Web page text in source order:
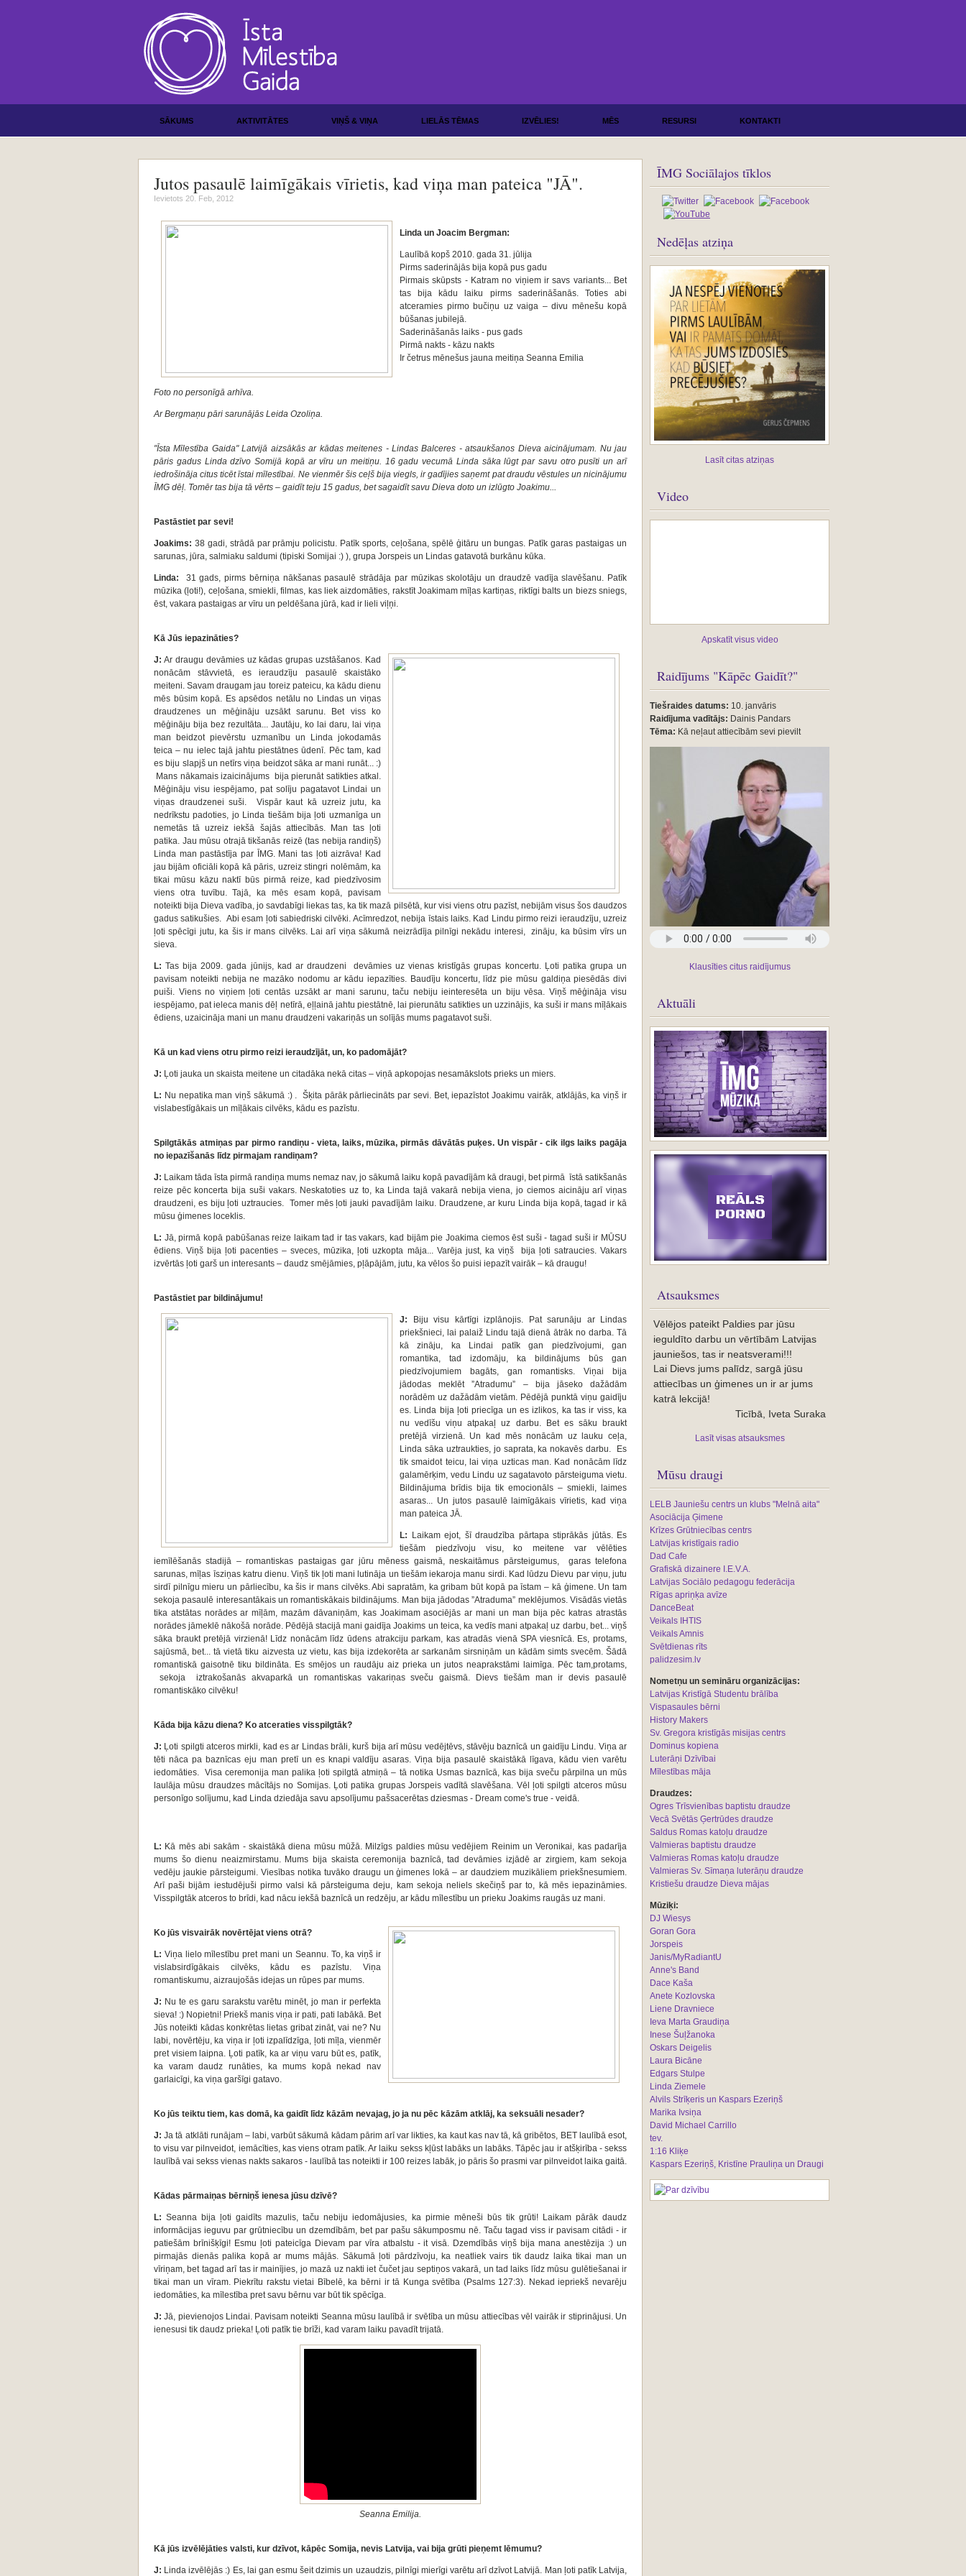
SĀKUMS AKTIVITĀTES VIŅŠ & VIŅA LIELĀS TĒMAS IZVĒLIES! MĒS RESURSI KONTAKTI
Jutos pasaulē laimīgākais vīrietis, kad viņa man pateica "JĀ".
Ievietots 20. Feb, 2012
Linda un Joacim Bergman:
Laulībā kopš 2010. gada 31. jūlija
Pirms saderinājās bija kopā pus gadu
Pirmais skūpsts - Katram no viņiem ir savs variants... Bet
tas bija kādu laiku pirms saderināšanās. Toties abi
atceramies pirmo bučiņu uz vaiga – divu mēnešu kopā
būšanas jubilejā.
Saderināšanās laiks - pus gads
Pirmā nakts - kāzu nakts
Ir četrus mēnešus jauna meitiņa Seanna Emilia
Foto no personīgā arhīva.
Ar Bergmaņu pāri sarunājās Leida Ozoliņa.
"Īsta Mīlestība Gaida" Latvijā aizsākās ar kādas meitenes - Lindas Balceres - atsaukšanos Dieva aicinājumam. Nu jau
pāris gadus Linda dzīvo Somijā kopā ar vīru un meitiņu. 16 gadu vecumā Linda sāka lūgt par savu otro pusīti un arī
iedrošināja citus ticēt īstai mīlestībai. Ne vienmēr šis ceļš bija viegls, ir gadījies saņemt pat draudu vēstules un nicinājumu
ĪMG dēļ. Tomēr tas bija tā vērts – gaidīt teju 15 gadus, bet sagaidīt savu Dieva doto un izlūgto Joakimu...
Pastāstiet par sevi!
Joakims: 38 gadi, strādā par prāmju policistu. Patīk sports, ceļošana, spēlē ģitāru un bungas. Patīk garas pastaigas un
sarunas, jūra, salmiaku saldumi (tipiski Somijai :) ), grupa Jorspeis un Lindas gatavotā burkānu kūka.
Linda: 31 gads, pirms bērniņa nākšanas pasaulē strādāja par mūzikas skolotāju un draudzē vadīja slavēšanu. Patīk
mūzika (ļoti!), ceļošana, smiekli, filmas, kas liek aizdomāties, rakstīt Joakimam mīļas kartiņas, riktīgi balts un biezs sniegs,
ēst, vakara pastaigas ar vīru un peldēšana jūrā, kad ir lieli viļņi.
Kā Jūs iepazināties?
J: Ar draugu devāmies uz kādas grupas uzstāšanos. Kad
nonācām stāvvietā, es ieraudzīju pasaulē skaistāko
meiteni. Savam draugam jau toreiz pateicu, ka kādu dienu
mēs būsim kopā. Es apsēdos netālu no Lindas un viņas
draudzenes un mēģināju uzsākt sarunu. Bet viss ko
mēģināju bija bez rezultāta... Jautāju, ko lai daru, lai viņa
man beidzot pievērstu uzmanību un Linda jokodamās
teica – nu ielec tajā jahtu piestātnes ūdenī. Pēc tam, kad
es biju slapjš un netīrs viņa beidzot sāka ar mani runāt... :)
Mans nākamais izaicinājums bija pierunāt satikties atkal.
Mēģināju visu iespējamo, pat solīju pagatavot Lindai un
viņas draudzenei suši. Vispār kaut kā uzreiz jutu, ka
nedrīkstu padoties, jo Linda tiešām bija ļoti uzmanīga un
nemetās tā uzreiz iekšā šajās attiecībās. Man tas ļoti
patika. Jau mūsu otrajā tikšanās reizē (tas nebija randiņš)
Linda man pastāstīja par ĪMG. Mani tas ļoti aizrāva! Kad
jau bijām oficiāli kopā kā pāris, uzreiz stingri nolēmām, ka
tikai mūsu kāzu naktī būs pirmā reize, kad piedzīvosim
viens otra tuvību. Tajā, ka mēs esam kopā, pavisam
noteikti bija Dieva vadība, jo savdabīgi liekas tas, ka tik mazā pilsētā, kur visi viens otru pazīst, nebijām visus šos daudzos
gadus satikušies. Abi esam ļoti sabiedriski cilvēki. Acīmredzot, nebija īstais laiks. Kad Lindu pirmo reizi ieraudzīju, uzreiz
ļoti spēcīgi jutu, ka šis ir mans cilvēks. Lai arī viņa sākumā neizrādīja pilnīgi nekādu interesi, zināju, ka būsim vīrs un
sieva.
L: Tas bija 2009. gada jūnijs, kad ar draudzeni devāmies uz vienas kristīgās grupas koncertu. Ļoti patika grupa un
pavisam noteikti nebija ne mazāko nodomu ar kādu iepazīties. Baudīju koncertu, līdz pie mūsu galdiņa piesēdās divi
puiši. Viens no viņiem ļoti centās uzsākt ar mani sarunu, taču nebiju ieinteresēta un biju vēsa. Viņš mēģināja visu
iespējamo, pat ieleca manis dēļ netīrā, eļļainā jahtu piestātnē, lai pierunātu satikties un uzzinājis, ka suši ir mans mīļākais
ēdiens, uzaicināja mani un manu draudzeni vakariņās un solījās mums pagatavot suši.
Kā un kad viens otru pirmo reizi ieraudzījāt, un, ko padomājāt?
J: Ļoti jauka un skaista meitene un citadāka nekā citas – viņā apkopojas nesamākslots prieks un miers.
L: Nu nepatika man viņš sākumā :) . Šķita pārāk pārliecināts par sevi. Bet, iepazīstot Joakimu vairāk, atklājās, ka viņš ir
vislabestīgākais un mīļākais cilvēks, kādu es pazīstu.
Spilgtākās atmiņas par pirmo randiņu - vieta, laiks, mūzika, pirmās dāvātās puķes. Un vispār - cik ilgs laiks pagāja
no iepazīšanās līdz pirmajam randiņam?
J: Laikam tāda īsta pirmā randiņa mums nemaz nav, jo sākumā laiku kopā pavadījām kā draugi, bet pirmā īstā satikšanās
reize pēc koncerta bija suši vakars. Neskatoties uz to, ka Linda tajā vakarā nebija viena, jo ciemos aicināju arī viņas
draudzeni, es biju ļoti uztraucies. Tomer mēs ļoti jauki pavadījām laiku. Draudzene, ar kuru Linda bija kopā, tagad ir kā
mūsu ģimenes loceklis.
L: Jā, pirmā kopā pabūšanas reize laikam tad ir tas vakars, kad bijām pie Joakima ciemos ēst suši - tagad suši ir MŪSU
ēdiens. Viņš bija ļoti pacenties – sveces, mūzika, ļoti uzkopta māja... Varēja just, ka viņš bija ļoti satraucies. Vakars
izvērtās ļoti garš un interesants – daudz smējāmies, pļāpājām, jutu, ka vēlos šo puisi iepazīt vairāk – kā draugu!
Pastāstiet par bildinājumu!
J: Biju visu kārtīgi izplānojis. Pat sarunāju ar Lindas
priekšnieci, lai palaiž Lindu tajā dienā ātrāk no darba. Tā
kā zināju, ka Lindai patīk gan piedzīvojumi, gan
romantika, tad izdomāju, ka bildinājums būs gan
piedzīvojumiem bagāts, gan romantisks. Viņai bija
jādodas meklēt ”Atradumu” – bija jāseko dažādām
norādēm uz dažādām vietām. Pēdējā punktā viņu gaidīju
es. Linda bija ļoti priecīga un es izlikos, ka tas ir viss, ka
nu vedīšu viņu atpakaļ uz darbu. Bet es sāku braukt
pretējā virzienā. Un kad mēs nonācām uz lauku ceļa,
Linda sāka uztraukties, jo saprata, ka nokavēs darbu. Es
tik smaidot teicu, lai viņa uzticas man. Kad nonācām līdz
galamērķim, vedu Lindu uz sagatavoto pārsteiguma vietu.
Bildinājuma brīdis bija tik emocionāls – smiekli, laimes
asaras... Un jutos pasaulē laimīgākais vīrietis, kad viņa
man pateica JĀ.
L: Laikam ejot, šī draudzība pārtapa stiprākās jūtās. Es
tiešām piedzīvoju visu, ko meitene var vēlēties
iemīlēšanās stadijā – romantiskas pastaigas gar jūru mēness gaismā, neskaitāmus pārsteigumus, garas telefona
sarunas, mīļas īsziņas katru dienu. Viņš tik ļoti mani lutināja un tiešām iekaroja manu sirdi. Kad lūdzu Dievu par viņu, jutu
sirdī pilnīgu mieru un pārliecību, ka šis ir mans cilvēks. Abi sapratām, ka gribam būt kopā pa īstam – kā ģimene. Un tam
sekoja pasaulē interesantākais un romantiskākais bildinājums. Man bija jādodas ”Atraduma” meklējumos. Visādās vietās
tika atstātas norādes ar mīļām, mazām dāvaniņām, kas Joakimam asociējās ar mani un man bija pēc katras atrastās
norādes jāmeklē nākošā norāde. Pēdējā stacijā mani gaidīja Joakims un teica, ka vedīs mani atpakaļ uz darbu, bet... viņš
sāka braukt pretējā virzienā! Līdz nonācām līdz ūdens atrakciju parkam, kas atradās vienā SPA viesnīcā. Es, protams,
sajūsmā, bet... tā vietā tiku aizvesta uz vietu, kas bija izdekorēta ar sarkanām sirsniņām un kādām simts svecēm. Šādā
romantiskā gaisotnē tiku bildināta. Es smējos un raudāju aiz prieka un jutos neaprakstāmi laimīga. Pēc tam,protams,
sekoja iztrakošanās akvaparkā un romantiskas vakariņas sveču gaismā. Dievs tiešām man ir devis pasaulē
romantiskāko cilvēku!
Kāda bija kāzu diena? Ko atceraties visspilgtāk?
J: Ļoti spilgti atceros mirkli, kad es ar Lindas brāli, kurš bija arī mūsu vedējtēvs, stāvēju baznīcā un gaidīju Lindu. Viņa ar
tēti nāca pa baznīcas eju man pretī un es knapi valdīju asaras. Viņa bija pasaulē skaistākā līgava, kādu vien varētu
iedomāties. Visa ceremonija man palika ļoti spilgtā atmiņā – tā notika Usmas baznīcā, kas bija sveču pārpilna un mūs
laulāja mūsu draudzes mācītājs no Somijas. Ļoti patika grupas Jorspeis vadītā slavēšana. Vēl ļoti spilgti atceros mūsu
personīgo solījumu, kad Linda dziedāja savu apsolījumu pašsacerētas dziesmas - Dream come's true - veidā.
L: Kā mēs abi sakām - skaistākā diena mūsu mūžā. Milzīgs paldies mūsu vedējiem Reinim un Veronikai, kas padarīja
mums šo dienu neaizmirstamu. Mums bija skaista ceremonija baznīcā, tad devāmies izjādē ar zirgiem, kam sekoja
vedēju jaukie pārsteigumi. Viesības notika tuvāko draugu un ģimenes lokā – ar daudziem muzikāliem priekšnesumiem.
Arī paši bijām iestudējuši pirmo valsi kā pārsteiguma deju, kam sekoja neliels skečiņš par to, kā mēs iepazināmies.
Visspilgtāk atceros to brīdi, kad nācu iekšā baznīcā un redzēju, ar kādu mīlestību un prieku Joakims raugās uz mani.
Ko jūs visvairāk novērtējat viens otrā?
L: Viņa lielo mīlestību pret mani un Seannu. To, ka viņš ir
vislabsirdīgākais cilvēks, kādu es pazīstu. Viņa
romantiskumu, aizraujošās idejas un rūpes par mums.
J: Nu te es garu sarakstu varētu minēt, jo man ir perfekta
sieva! :) Nopietni! Priekš manis viņa ir pati, pati labākā. Bet
Jūs noteikti kādas konkrētas lietas gribat zināt, vai ne? Nu
labi, novērtēju, ka viņa ir ļoti izpalīdzīga, ļoti mīļa, vienmēr
pret visiem laipna. Ļoti patīk, ka ar viņu varu būt es, patīk,
ka varam daudz runāties, ka mums kopā nekad nav
garlaicīgi, ka viņa garšīgi gatavo.
Ko jūs teiktu tiem, kas domā, ka gaidīt līdz kāzām nevajag, jo ja nu pēc kāzām atklāj, ka seksuāli nesader?
J:Ja tā atklāti runājam – labi, varbūt sākumā kādam pārim arī var likties, ka kaut kas nav tā, kā gribētos, BET laulībā esot,
to visu var pilnveidot, iemācīties, kas viens otram patīk. Ar laiku sekss kļūst labāks un labāks. Tāpēc jau ir atšķirība - sekss
laulībā vai sekss vienas nakts sakaros - laulībā tas noteikti ir 100 reizes labāk, jo pāris šo prasmi var pilnveidot laika gaitā.
Kādas pārmaiņas bērniņš ienesa jūsu dzīvē?
L: Seanna bija ļoti gaidīts mazulis, taču nebiju iedomājusies, ka pirmie mēneši būs tik grūti! Laikam pārāk daudz
informācijas ieguvu par grūtniecību un dzemdībām, bet par pašu sākumposmu nē. Taču tagad viss ir pavisam citādi - ir
patiešām brīnišķīgi! Esmu ļoti pateicīga Dievam par vīra atbalstu - it visā. Dzemdībās viņš bija mana anestēzija :) un
pirmajās dienās palika kopā ar mums mājās. Sākumā ļoti pārdzīvoju, ka neatliek vairs tik daudz laika tikai man un
vīriņam, bet tagad arī tas ir mainījies, jo mazā uz nakti iet čučet jau septiņos vakarā, un tad laiks līdz mūsu gulētiešanai ir
tikai man un vīram. Piekrītu rakstu vietai Bībelē, ka bērni ir tā Kunga svētība (Psalms 127:3). Nekad iepriekš nevarēju
iedomāties, ka mīlestība pret savu bērnu var būt tik spēcīga.
J: Jā, pievienojos Lindai. Pavisam noteikti Seanna mūsu laulībā ir svētība un mūsu attiecības vēl vairāk ir stiprinājusi. Un
ienesusi tik daudz prieka! Ļoti patīk tie brīži, kad varam laiku pavadīt trijatā.
Seanna Emilija.
Kā jūs izvēlējāties valsti, kur dzīvot, kāpēc Somija, nevis Latvija, vai bija grūti pieņemt lēmumu?
J: Linda izvēlējās :) Es, lai gan esmu šeit dzimis un uzaudzis, pilnīgi mierīgi varētu arī dzīvot Latvijā. Man ļoti patīk Latvija,
ĪMG Sociālajos tīklos
Nedēļas atziņa
Lasīt citas atziņas
Video
Apskatīt visus video
Raidījums "Kāpēc Gaidīt?"
Tiešraides datums: 10. janvāris
Raidījuma vadītājs: Dainis Pandars
Tēma: Kā neļaut attiecībām sevi pievilt
Klausīties citus raidījumus
Aktuāli
REĀLS
PORNO
Atsauksmes
Vēlējos pateikt Paldies par jūsu
ieguldīto darbu un vērtībām Latvijas
jauniešos, tas ir neatsverami!!!
Lai Dievs jums palīdz, sargā jūsu
attiecības un ģimenes un ir ar jums
katrā lekcijā!
Ticībā, Iveta Suraka
Lasīt visas atsauksmes
Mūsu draugi
LELB Jauniešu centrs un klubs "Melnā aita"
Asociācija Ģimene
Krīzes Grūtniecības centrs
Latvijas kristīgais radio
Dad Cafe
Grafiskā dizainere I.E.V.A.
Latvijas Sociālo pedagogu federācija
Rīgas apriņķa avīze
DanceBeat
Veikals IHTIS
Veikals Amnis
Svētdienas rīts
palidzesim.lv
Nometņu un semināru organizācijas:
Latvijas Kristīgā Studentu brālība
Vispasaules bērni
History Makers
Sv. Gregora kristīgās misijas centrs
Dominus kopiena
Luterāņi Dzīvībai
Mīlestības māja
Draudzes:
Ogres Trīsvienības baptistu draudze
Vecā Svētās Ģertrūdes draudze
Saldus Romas katoļu draudze
Valmieras baptistu draudze
Valmieras Romas katoļu draudze
Valmieras Sv. Sīmaņa luterāņu draudze
Kristiešu draudze Dieva mājas
Mūziķi:
DJ Wiesys
Goran Gora
Jorspeis
Janis/MyRadiantU
Anne's Band
Dace Kaša
Anete Kozlovska
Liene Dravniece
Ieva Marta Graudiņa
Inese Šuļžanoka
Oskars Deigelis
Laura Bicāne
Edgars Stulpe
Linda Ziemele
Alvils Strīķeris un Kaspars Ezeriņš
Marika Ivsiņa
David Michael Carrillo
tev.
1:16 Kliķe
Kaspars Ezeriņš, Kristīne Prauliņa un Draugi